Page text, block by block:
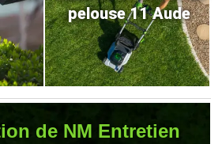
pelouse 11 Aude
de NM Entretien